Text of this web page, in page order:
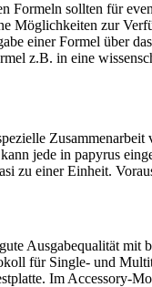
Formeln sollten für
Möglichkeiten zur
einer Formel über
z.B. in eine
jede in papyrus
zu einer Einheit.
Ausgabequalität
für Single- und
Im Accessory-